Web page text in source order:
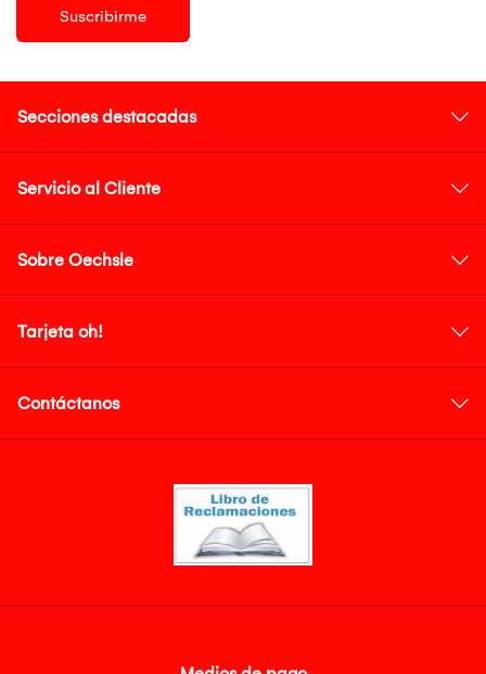
Suscribirme
Secciones destacadas
Servicio al Cliente
Sobre Oechsle
Tarjeta oh!
Contáctanos